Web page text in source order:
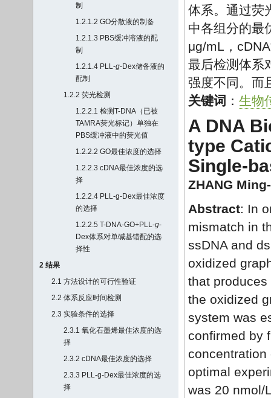
制
1.2.1.2 GO分散液的制备
1.2.1.3 PBS缓冲溶液的配
制
1.2.1.4 PLL-g-Dex储备液的
配制
1.2.2 荧光检测
1.2.2.1 检测T-DNA（已被
TAMRA荧光标记）单独在
PBS缓冲液中的荧光值
1.2.2.2 GO最佳浓度的选择
1.2.2.3 cDNA最佳浓度的选
择
1.2.2.4 PLL-g-Dex最佳浓度
的选择
1.2.2.5 T-DNA-GO+PLL-g-
Dex体系对单碱基错配的选
择性
2 结果
2.1 方法设计的可行性验证
2.2 体系反应时间检测
2.3 实验条件的选择
2.3.1 氧化石墨烯最佳浓度的选
择
2.3.2 cDNA最佳浓度的选择
2.3.3 PLL-g-Dex最佳浓度的选
择
体系。通过荧
中各组分的最
μg/mL，
最后检测体系
强度不同。而
关键词 ： 生物
A DNA
type
Single-
ZHANG
Abstract: In
mismatch in
ssDNA and
oxidized
that
the oxidized
system was
confirmed by
optimal
was 20 nmol/